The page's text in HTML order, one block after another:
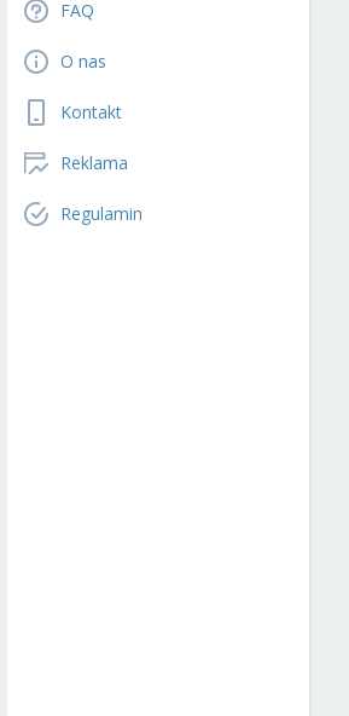
FAQ
O nas
Kontakt
Reklama
Regulamin